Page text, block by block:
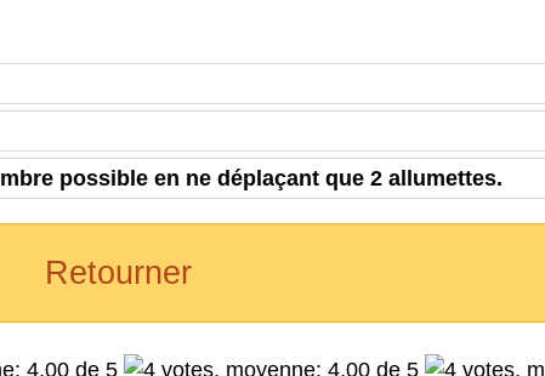
possible en ne déplaçant que 2 allumettes.
Retourner